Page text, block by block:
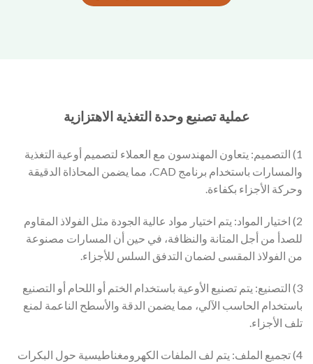
عملية تصنيع وحدة التغذية الاهتزازية
1) التصميم: يتعاون المهندسون مع العملاء لتصميم أوعية التغذية
والمسارات باستخدام برنامج CAD، مما يضمن المحاذاة الدقيقة
وحركة الأجزاء بكفاءة.
2) اختيار المواد: يتم اختيار مواد عالية الجودة مثل الفولاذ المقاوم
للصدأ من أجل المتانة والنظافة، في حين أن المسارات مصنوعة
من الفولاذ المقسى لضمان التدفق السلس للأجزاء.
3) التصنيع: يتم تصنيع الأوعية باستخدام الختم أو اللحام أو التصنيع
باستخدام الحاسب الآلي، مما يضمن الدقة والأسطح الناعمة لمنع
تلف الأجزاء.
4) تجميع الملف: يتم لف الملفات الكهرومغناطيسية حول البكرات